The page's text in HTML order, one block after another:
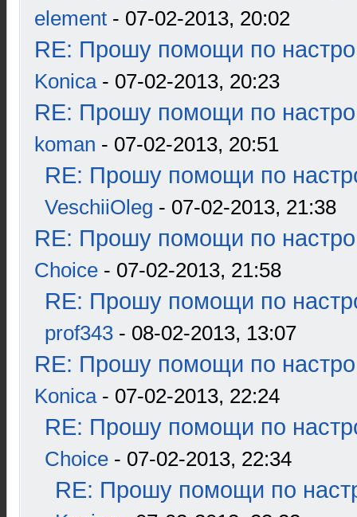
element - 07-02-2013, 20:02
RE: Прошу помощи по
Konica- 07-02-2013, 20:23
RE: Прошу помощи по
koman - 07-02-2013, 20:51
RE: Прошу помощи по
VeschiiOleg - 07-02-2013, 21:38
RE: Прошу помощи по
Choice - 07-02-2013, 21:58
RE: Прошу помощи по
prof343 - 08-02-2013, 13:07
RE: Прошу помощи по
Konica- 07-02-2013, 22:24
RE: Прошу помощи по
Choice - 07-02-2013, 22:34
RE: Прошу помощи по